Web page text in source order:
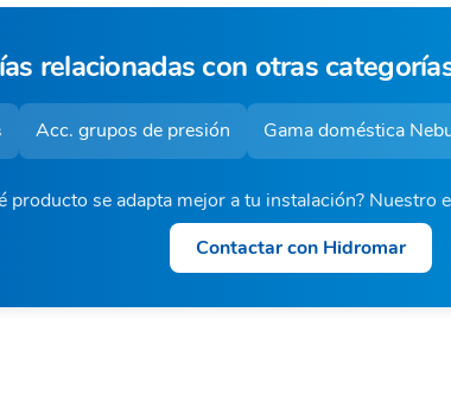
relacionadas con otras
Acc. grupos de presión Gama doméstica
producto se adapta mejor a tu instalación?
Contactar con Hidromar